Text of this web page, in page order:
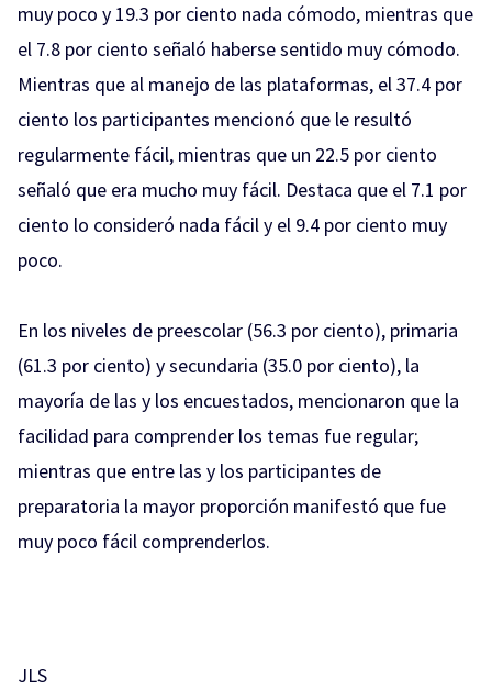
muy poco y 19.3 por ciento nada cómodo, mientras que
el 7.8 por ciento señaló haberse sentido muy cómodo.
Mientras que al manejo de las plataformas, el 37.4 por
ciento los participantes mencionó que le resultó
regularmente fácil, mientras que un 22.5 por ciento
señaló que era mucho muy fácil. Destaca que el 7.1 por
ciento lo consideró nada fácil y el 9.4 por ciento muy
poco.
En los niveles de preescolar (56.3 por ciento), primaria
(61.3 por ciento) y secundaria (35.0 por ciento), la
mayoría de las y los encuestados, mencionaron que la
facilidad para comprender los temas fue regular;
mientras que entre las y los participantes de
preparatoria la mayor proporción manifestó que fue
muy poco fácil comprenderlos.
JLS